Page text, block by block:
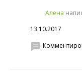
Алена
13.10.2017